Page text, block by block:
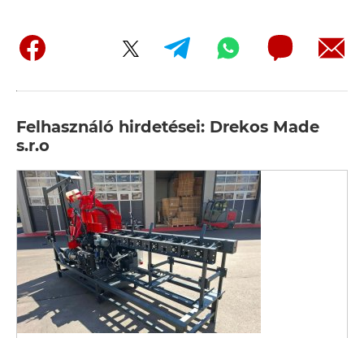
Felhasználó hirdetései: Drekos Made
s.r.o